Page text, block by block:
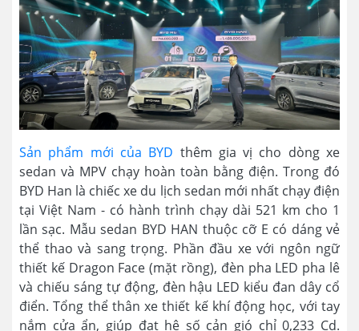
Sản phẩm mới của BYD thêm gia vị cho dòng xe
sedan và MPV chạy hoàn toàn bằng điện. Trong đó
BYD Han là chiếc xe du lịch sedan mới nhất chạy điện
tại Việt Nam - có hành trình chạy dài 521 km cho 1
lần sạc. Mẫu sedan BYD HAN thuộc cỡ E có dáng vẻ
thể thao và sang trọng. Phần đầu xe với ngôn ngữ
thiết kế Dragon Face (mặt rồng), đèn pha LED pha lê
và chiếu sáng tự động, đèn hậu LED kiểu đan dây cổ
điển. Tổng thể thân xe thiết kế khí động học, với tay
nắm cửa ẩn, giúp đạt hệ số cản gió chỉ 0,233 Cd.